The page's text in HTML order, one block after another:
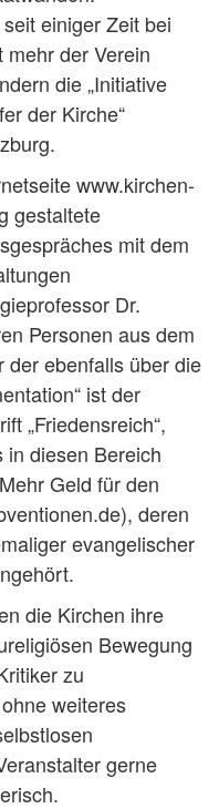
einiger Zeit bei
der Verein
die „Initiative
der Kirche“
www.kirchen-
gestaltete
mit dem
Dr.
Personen aus dem
der ebenfalls über die
ist der
„Friedensreich“,
in diesen Bereich
Geld für den
deren
evangelischer
die Kirchen ihre
Bewegung
zu
weiteres
gerne